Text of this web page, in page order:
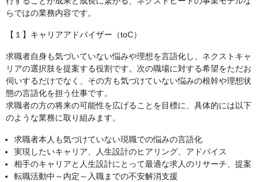
らではの業務内容です。
【１】キャリアアドバイザー（toC）
求職者自身も気づいていない悩みや理想を言語化し、ネクストキャ
リアの選択肢を提案する役割です。次の職場に対する希望をただお
伺いするだけでなく、その方も気づけていない悩みの根幹や理想状
態の言語化を担う仕事です。
求職者の方の将来の可能性を広げることを目標に、具体的には以下
のような業務に取り組みます。
求職者本人も気づけていない現職での悩みの言語化
実現したいキャリア、人生設計のヒアリング、アドバイス
相手のキャリアと人生設計にとって最適な求人のリサーチ、提案
転職活動中～内定～入職までの不安解消支援